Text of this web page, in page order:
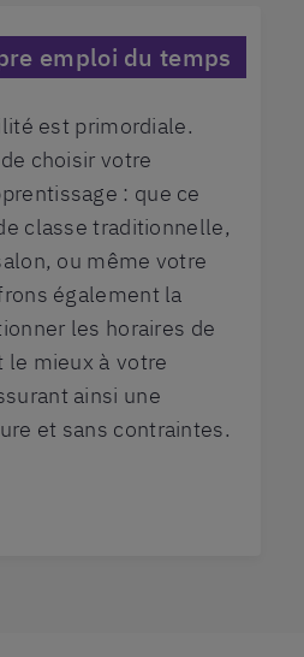
emploi du temps
est primordiale.
choisir votre
: que ce
classe traditionnelle,
ou même votre
également la
les horaires de
le mieux à votre
ainsi une
et sans contraintes.